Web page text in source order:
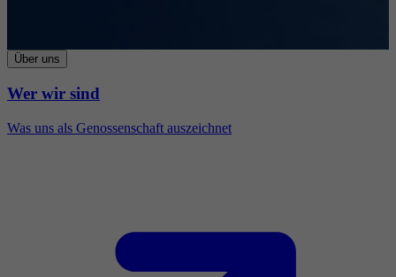
Über uns
Wer wir sind
Was uns als Genossenschaft auszeichnet